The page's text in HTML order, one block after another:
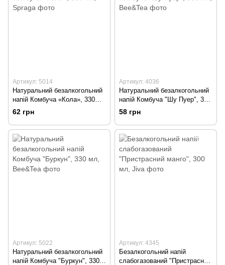
Артикул: 5014
Натуральний безалкогольний
напій Комбуча «Кола», 330
мл, Spraga
62 грн
Артикул: 4036
Натуральний безалкогольний
напій Комбуча "Шу Пуер", 330
мл, Bee&Tea
58 грн
Артикул: 5022
Натуральний безалкогольний
напій Комбуча "Буркун", 330
Артикул: 4345
Безалкогольний напій
слабогазований "Пристрасний